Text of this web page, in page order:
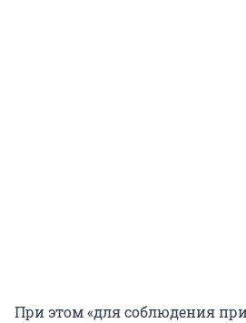
При этом «для соблюдения